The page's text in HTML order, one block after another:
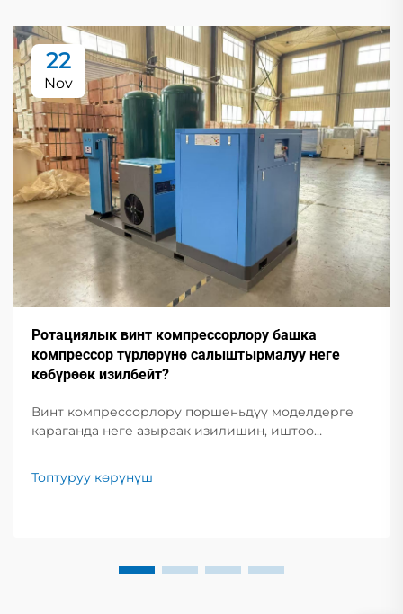
22
Nov
Ротациялык винт компрессорлору башка
компрессор түрлөрүнө салыштырмалуу неге
көбүрөөк изилбейт?
Винт компрессорлору поршеньдүү моделдерге
караганда неге азыраак изилишин, иштөө
бул жерди басыңыз.
Топтуруу көрүнүш